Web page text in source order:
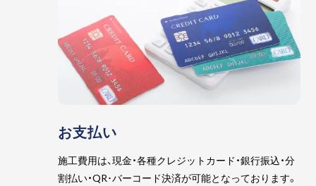
お支払い
施工費用は、現金・各種クレジットカード・銀行振込・分
割払い・QR･バーコード決済が可能となっております。